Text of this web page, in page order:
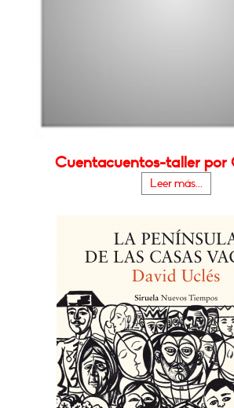
Cuentacuentos-taller por
Leer más...